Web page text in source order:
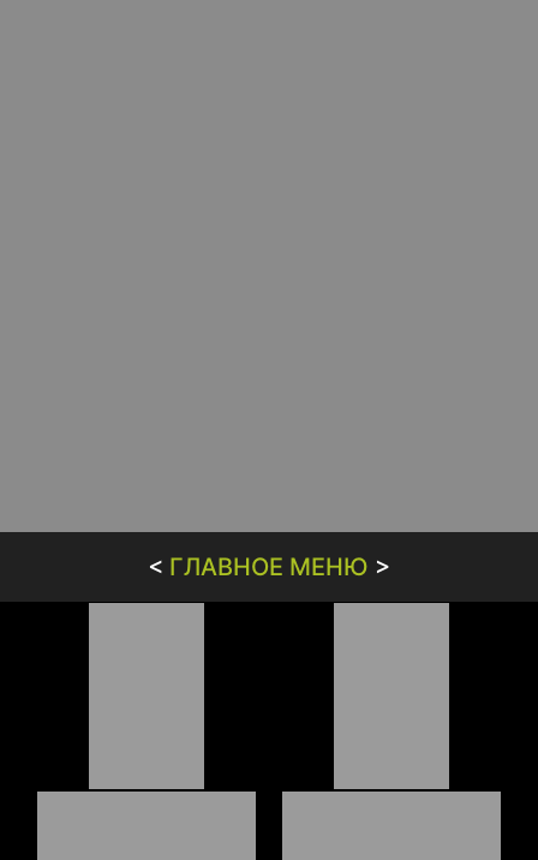
< ГЛАВНОЕ МЕНЮ >